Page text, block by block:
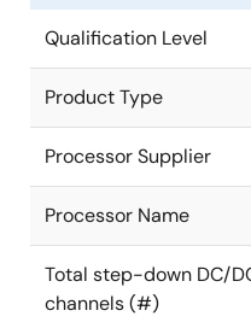
supplies. DA9213-A
suitable for the highest
processors such as
Arm®Cortex®-A15/A57
topology, DA9213-A
transient response and
height.
Benefits
Dynamic Voltage
Qualification Level
Product Type
Processor Supplier
Processor Name
Total step-down DC/
channels (#)